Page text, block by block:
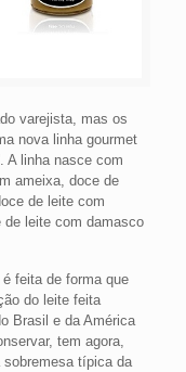
varejista, mas os
nova linha gourmet
A linha nasce com
ameixa, doce de
de leite com
leite com damasco
feita de forma que
do leite feita
Brasil e da América
tem agora,
sobremesa típica da